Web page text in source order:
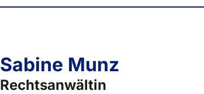
Sabine Munz
Rechtsanwältin